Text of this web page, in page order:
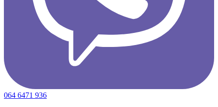
064 6471 936